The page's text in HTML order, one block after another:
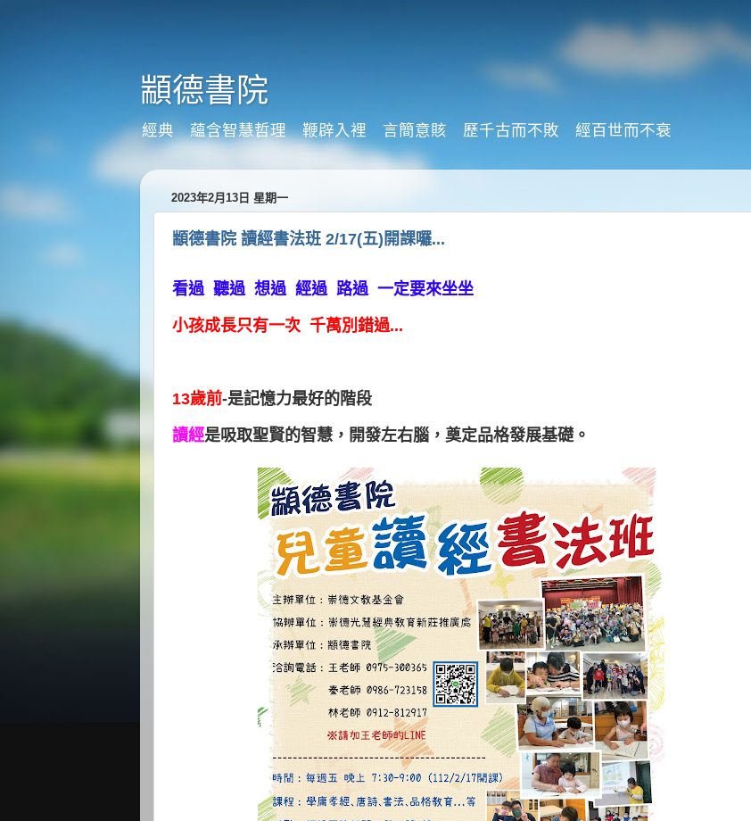
顓德書院
經典 蘊含智慧哲理 鞭辟入裡 言簡意賅 歷千古而不敗 經百世而不衰
2023年2月13日 星期一
顓德書院 讀經書法班 2/17(五)開課囉...
看過 聽過 想過 經過 路過 一定要來坐坐
小孩成長只有一次 千萬別錯過...
13歲前-是記憶力最好的階段
讀經是吸取聖賢的智慧，開發左右腦，奠定品格發展基礎。